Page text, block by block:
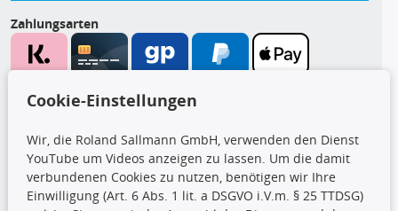
Zahlungsarten
CARAT Gruppe
Cookie-Einstellungen
Wir, die Roland Sallmann GmbH, verwenden den Dienst
YouTube um Videos anzeigen zu lassen. Um die damit
verbundenen Cookies zu nutzen, benötigen wir Ihre
Einwilligung (Art. 6 Abs. 1 lit. a DSGVO i.V.m. § 25 TTDSG)